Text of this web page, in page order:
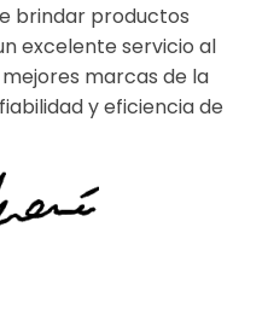
brindar productos
excelente servicio al
marcas de la
y eficiencia de